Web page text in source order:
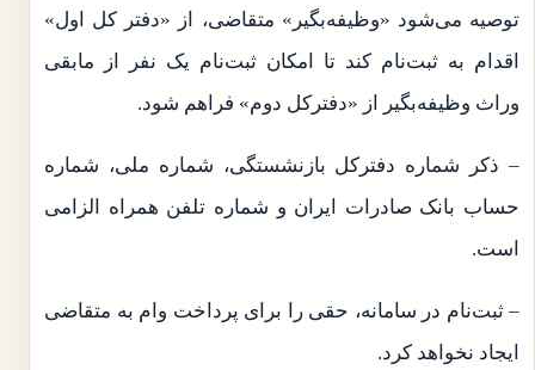
توصیه می‌شود «وظیفه‌بگیر» متقاضی، از «دفتر کل اول»
اقدام به ثبت‌نام کند تا امکان ثبت‌نام یک نفر از مابقی
وراث وظیفه‌بگیر از «دفترکل دوم» فراهم شود.
– ذکر شماره دفترکل بازنشستگی، شماره ملی، شماره
حساب بانک صادرات ایران و شماره تلفن همراه الزامی
است.
– ثبت‌نام در سامانه، حقی را برای پرداخت وام به متقاضی
ایجاد نخواهد کرد.